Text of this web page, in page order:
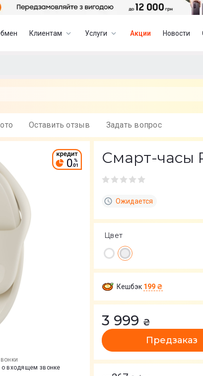
Клиентам Услуги Акции Новости
Фото Оставить отзыв Задать вопрос
входящем звонке
Смарт-часы
Ожидается
Цвет
Кешбэк 199 ₴
3 999 ₴
Предзаказ